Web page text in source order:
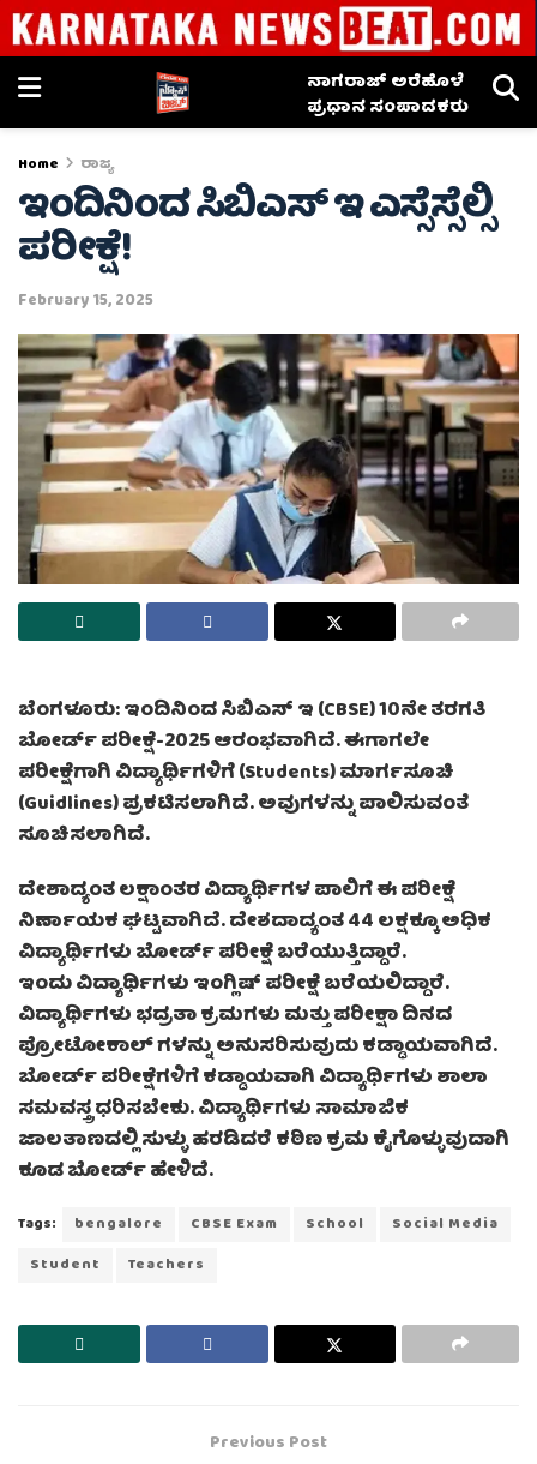
ನಾಗರಾಜ್ ಅರೆಹೊಳೆ
ಪ್ರಧಾನ ಸಂಪಾದಕರು
Home ರಾಜ್ಯ
ಇಂದಿನಿಂದ ಸಿಬಿಎಸ್ ಇ ಎಸ್ಸೆಸ್ಸೆಲ್ಸಿ
ಪರೀಕ್ಷೆ!
February 15, 2025
ಬೆಂಗಳೂರು: ಇಂದಿನಿಂದ ಸಿಬಿಎಸ್ ಇ (CBSE) 10ನೇ ತರಗತಿ
ಬೋರ್ಡ್ ಪರೀಕ್ಷೆ-2025 ಆರಂಭವಾಗಿದೆ. ಈಗಾಗಲೇ
ಪರೀಕ್ಷೆಗಾಗಿ ವಿದ್ಯಾರ್ಥಿಗಳಿಗೆ (Students) ಮಾರ್ಗಸೂಚಿ
(Guidlines) ಪ್ರಕಟಿಸಲಾಗಿದೆ. ಅವುಗಳನ್ನು ಪಾಲಿಸುವಂತೆ
ಸೂಚಿಸಲಾಗಿದೆ.
ದೇಶಾದ್ಯಂತ ಲಕ್ಷಾಂತರ ವಿದ್ಯಾರ್ಥಿಗಳ ಪಾಲಿಗೆ ಈ ಪರೀಕ್ಷೆ
ನಿರ್ಣಾಯಕ ಘಟ್ಟವಾಗಿದೆ. ದೇಶದಾದ್ಯಂತ 44 ಲಕ್ಷಕ್ಕೂ ಅಧಿಕ
ವಿದ್ಯಾರ್ಥಿಗಳು ಬೋರ್ಡ್ ಪರೀಕ್ಷೆ ಬರೆಯುತ್ತಿದ್ದಾರೆ.
ಇಂದು ವಿದ್ಯಾರ್ಥಿಗಳು ಇಂಗ್ಲಿಷ್ ಪರೀಕ್ಷೆ ಬರೆಯಲಿದ್ದಾರೆ.
ವಿದ್ಯಾರ್ಥಿಗಳು ಭದ್ರತಾ ಕ್ರಮಗಳು ಮತ್ತು ಪರೀಕ್ಷಾ ದಿನದ
ಪ್ರೋಟೋಕಾಲ್ ಗಳನ್ನು ಅನುಸರಿಸುವುದು ಕಡ್ಡಾಯವಾಗಿದೆ.
ಬೋರ್ಡ್ ಪರೀಕ್ಷೆಗಳಿಗೆ ಕಡ್ಡಾಯವಾಗಿ ವಿದ್ಯಾರ್ಥಿಗಳು ಶಾಲಾ
ಸಮವಸ್ತ್ರ ಧರಿಸಬೇಕು. ವಿದ್ಯಾರ್ಥಿಗಳು ಸಾಮಾಜಿಕ
ಜಾಲತಾಣದಲ್ಲಿ ಸುಳ್ಳು ಹರಡಿದರೆ ಕಠಿಣ ಕ್ರಮ ಕೈಗೊಳ್ಳುವುದಾಗಿ
ಕೂಡ ಬೋರ್ಡ್ ಹೇಳಿದೆ.
Tags: bengalore CBSE Exam School
Social Media
Student
Teachers
Previous Post